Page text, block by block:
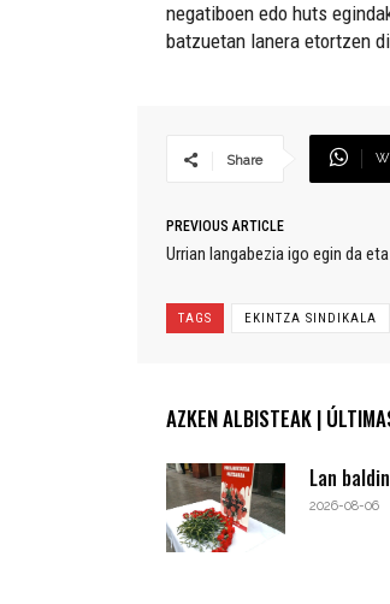
negatiboen edo huts
batzuetan lanera etortzen
Share
PREVIOUS ARTICLE
Urrian langabezia igo egin da
TAGS EKINTZA SINDIKALA
AZKEN ALBISTEAK |
Lan
2026-08-06